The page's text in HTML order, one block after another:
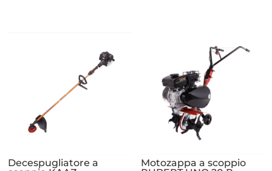
Decespugliatore a
Motozappa a scoppio